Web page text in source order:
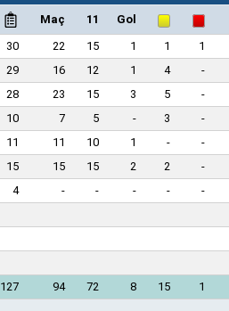
Maç 11 Gol
30 22 15 1 1 1
29 16 12 1 4 -
28 23 15 3 5 -
10 7 5 - 3 -
11 11 10 1 - -
15 15 15 2 2 -
4 - - - - -
127 94 72 8 15 1